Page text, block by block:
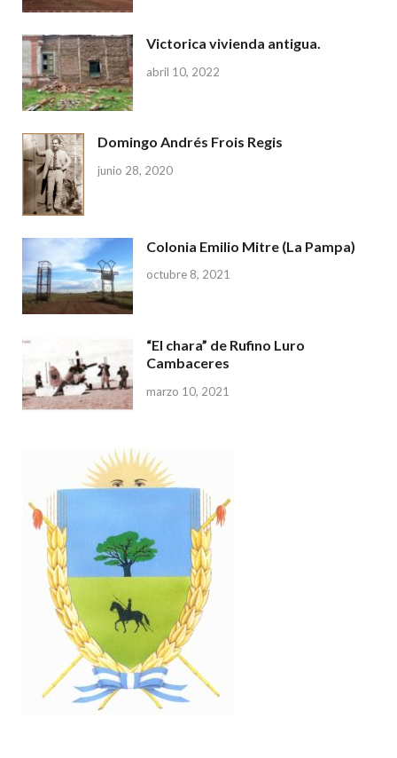
Victorica vivienda antigua.
abril 10, 2022
Domingo Andrés Frois Regis
junio 28, 2020
Colonia Emilio Mitre (La Pampa)
octubre 8, 2021
“El chara” de Rufino Luro
Cambaceres
marzo 10, 2021